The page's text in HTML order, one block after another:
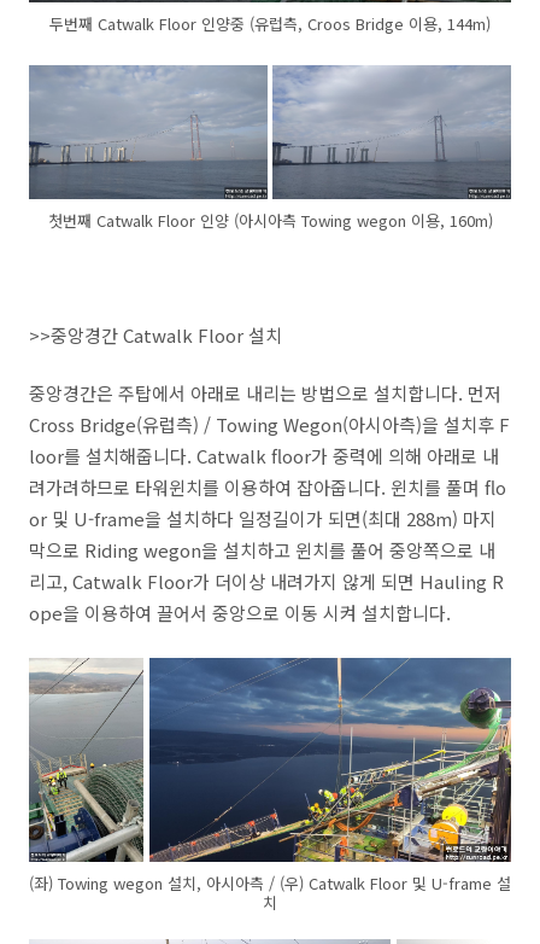
두번째 Catwalk Floor 인양중 (유럽측, Croos Bridge 이용, 144m)
첫번째 Catwalk Floor 인양 (아시아측 Towing wegon 이용, 160m)
>>중앙경간 Catwalk Floor 설치
중앙경간은 주탑에서 아래로 내리는 방법으로 설치합니다. 먼저
Cross Bridge(유럽측) / Towing Wegon(아시아측)을 설치후 F
loor를 설치해줍니다. Catwalk floor가 중력에 의해 아래로 내
려가려하므로 타워윈치를 이용하여 잡아줍니다. 윈치를 풀며 flo
or 및 U-frame을 설치하다 일정길이가 되면(최대 288m) 마지
막으로 Riding wegon을 설치하고 윈치를 풀어 중앙쪽으로 내
리고, Catwalk Floor가 더이상 내려가지 않게 되면 Hauling R
ope을 이용하여 끌어서 중앙으로 이동 시켜 설치합니다.
(좌) Towing wegon 설치, 아시아측 / (우) Catwalk Floor 및 U-frame 설
치